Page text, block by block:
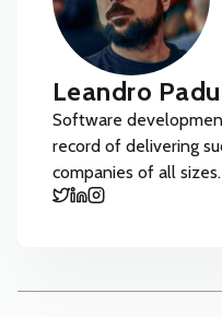
Leandro
Software
record of delivering
companies of all sizes.